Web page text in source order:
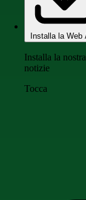
Installa la Web
Installa la
notizie
Tocca